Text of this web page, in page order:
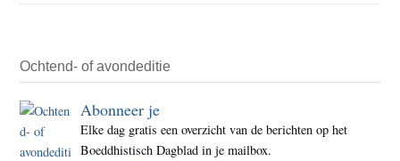
Ochtend- of avondeditie
Abonneer je
Elke dag gratis een overzicht van de berichten op het
Boeddhistisch Dagblad in je mailbox.